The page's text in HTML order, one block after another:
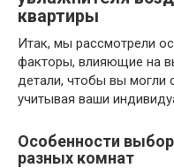
квартиры
Итак, мы рассмотрели
факторы, влияющие на
детали, чтобы вы могли
учитывая ваши
Особенности
разных комнат